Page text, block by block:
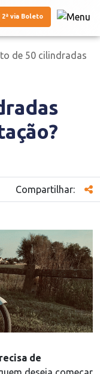
2ª via Boleto
de 50 cilindradas
Compartilhar:
de